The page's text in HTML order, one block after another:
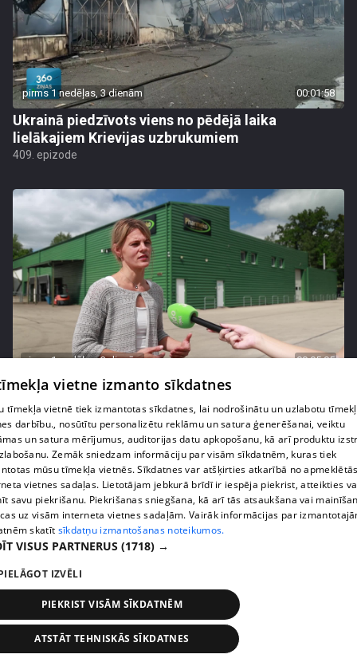
pirms 1 nedēļas, 3 dienām 00:01:58
Ukrainā piedzīvots viens no pēdējā laika
lielākajiem Krievijas uzbrukumiem
409. epizode
pirms 1 nedēļas, 3 dienām 00:05:05
Melleņu zelta drudzis: kas nosaka iepirkuma
cenu?
409. epizode
pirms 1 nedēļas, 3 dienām
Ogas un sēnes šogad dārgākas, bet uzpirkšanas
vietne izmanto sīkdatnes
tīmekļa vietnē tiek izmantotas sīkdatnes, lai nodrošinātu un uzlabotu
darbību., nosūtītu personalizētu reklāmu un satura ģenerēšanai, veiktu
un satura mērījumus, auditorijas datu apkopošanu, kā arī produktu
Zemāk sniedzam informāciju par visām sīkdatnēm, kuras tiek
mūsu tīmekļa vietnēs. Sīkdatnes var atšķirties atkarībā no
vietnes sadaļas. Lietotājam jebkurā brīdī ir iespēja piekrist, atteikties
savu piekrišanu. Piekrišanas sniegšana, kā arī tās atsaukšana vai
uz visām interneta vietnes sadaļām. Vairāk informācijas par
skatīt sīkdatņu izmantošanas noteikumos.
VISUS PARTNERUS (1718) →
IZVĒLI
PIEKRIST VISĀM SĪKDATNĒM
ATSTĀT TEHNISKĀS SĪKDATNES